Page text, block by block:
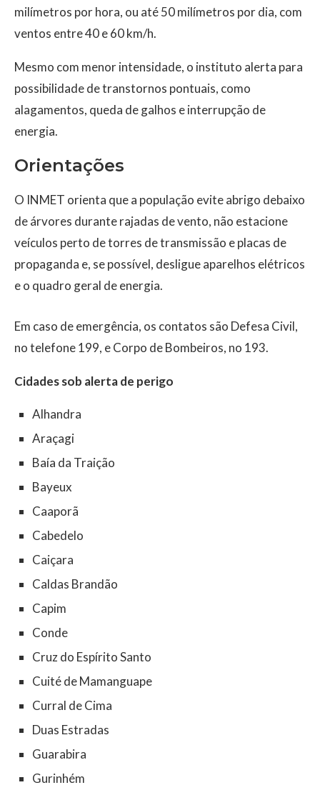
milímetros por hora, ou até 50 milímetros por dia, com
ventos entre 40 e 60 km/h.
Mesmo com menor intensidade, o instituto alerta para
possibilidade de transtornos pontuais, como
alagamentos, queda de galhos e interrupção de
energia.
Orientações
O INMET orienta que a população evite abrigo debaixo
de árvores durante rajadas de vento, não estacione
veículos perto de torres de transmissão e placas de
propaganda e, se possível, desligue aparelhos elétricos
e o quadro geral de energia.
Em caso de emergência, os contatos são Defesa Civil,
no telefone 199, e Corpo de Bombeiros, no 193.
Cidades sob alerta de perigo
Alhandra
Araçagi
Baía da Traição
Bayeux
Caaporã
Cabedelo
Caiçara
Caldas Brandão
Capim
Conde
Cruz do Espírito Santo
Cuité de Mamanguape
Curral de Cima
Duas Estradas
Guarabira
Gurinhém